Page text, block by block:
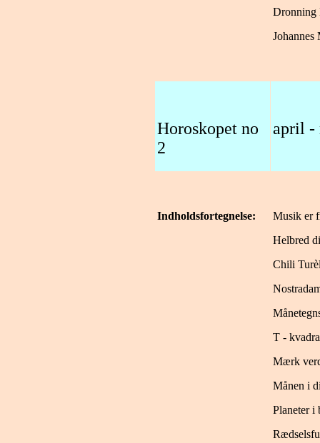
Dronning
Johannes
Horoskopet no
2
april -
Indholdsfortegnelse:
Musik er
Helbred
Chili
T -
Mærk
Månen i
Planeter i